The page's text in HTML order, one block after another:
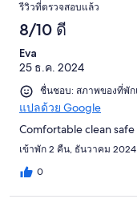
รีวิวที่ตรวจสอบแล้ว
8/10 ดี
Eva
25 ธ.ค. 2024
ชื่นชอบ: สภาพของที่พั
แปลด้วย Google
Comfortable clean
เข้าพัก 2 คืน, ธันวาคม 2024
0